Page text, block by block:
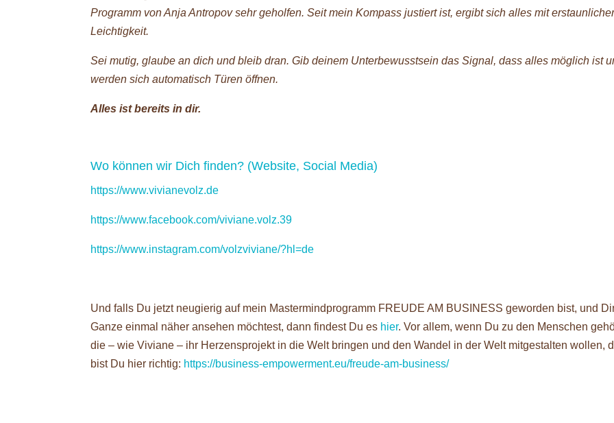
Programm von Anja Antropov sehr geholfen. Seit mein Kompass justiert ist, ergibt sich alles mit erstaunlicher
Leichtigkeit.
Sei mutig, glaube an dich und bleib dran. Gib deinem Unterbewusstsein das Signal, dass alles möglich ist
werden sich automatisch Türen öffnen.
Alles ist bereits in dir.
Wo können wir Dich finden? (Website, Social Media)
https://www.vivianevolz.de
https://www.facebook.com/viviane.volz.39
https://www.instagram.com/volzviviane/?hl=de
Und falls Du jetzt neugierig auf mein Mastermindprogramm FREUDE AM BUSINESS geworden bist, und
Ganze einmal näher ansehen möchtest, dann findest Du es hier. Vor allem, wenn Du zu den Menschen
die – wie Viviane – ihr Herzensprojekt in die Welt bringen und den Wandel in der Welt mitgestalten wollen,
bist Du hier richtig: https://business-empowerment.eu/freude-am-business/